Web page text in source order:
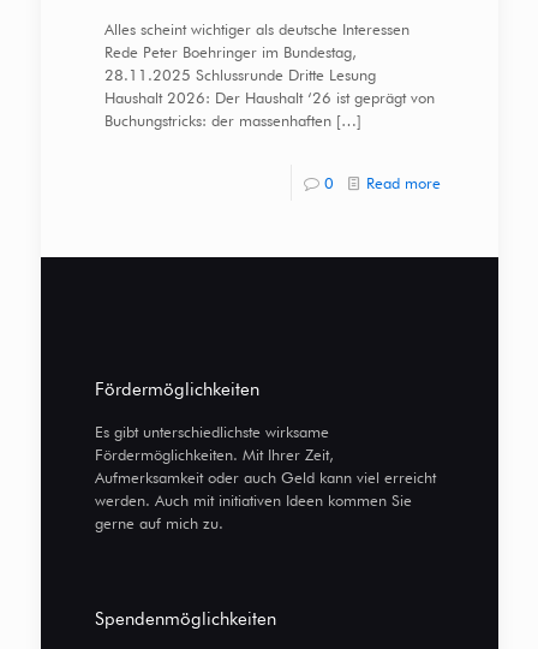
Alles scheint wichtiger als deutsche Interessen
Rede Peter Boehringer im Bundestag,
28.11.2025 Schlussrunde Dritte Lesung
Haushalt 2026: Der Haushalt ‘26 ist geprägt von
Buchungstricks: der massenhaften[…]
0 Read more
Fördermöglichkeiten
Es gibt unterschiedlichste wirksame
Fördermöglichkeiten. Mit Ihrer Zeit,
Aufmerksamkeit oder auch Geld kann viel erreicht
werden. Auch mit initiativen Ideen kommen Sie
gerne auf mich zu.
Spendenmöglichkeiten